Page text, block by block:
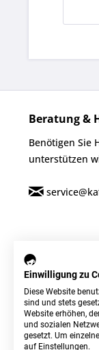
Beratung &
Benötigen Sie
unterstützen
Einwilligung zu
Diese Website
sind und stets
Website erhöhen,
und sozialen
gesetzt. Um
auf Einstellungen.